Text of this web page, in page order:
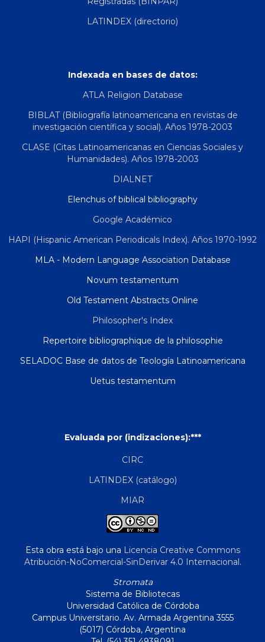
LATINDEX (directorio)
Indexada en bases de datos:
ATLA Religion Database
BIBLAT (Bibliografía latinoamericana en revistas de
investigación científica y social). Años 1978-2003
CLASE (Citas Latinoamericanas en Ciencias Sociales y
Humanidades). Años 1978-2003
DIALNET
Elenchus of biblical bibliography
Google Académico
HAPI (Hispanic American Periodicals Index). Años 1970-1992
MLA - Modern Language Association Database
Novum testamentum
Old Testament Abstracts Online
Philosopher's Index
Repertoire bibliographique de la philosophie
SELADOC Base de datos de Teología Latinoamericana
Uetus testamentum
Evaluada por (indizaciones):***
CIRC
LATINDEX (catálogo)
MIAR
Esta obra está bajo una Licencia Creative Commons
Atribución-NoComercial-SinDerivar 4.0 Internacional.
Stromata
Sistema de Bibliotecas
Universidad Católica de Córdoba
Campus Universitario. Av. Armada Argentina 3555
(5017) Córdoba, Argentina